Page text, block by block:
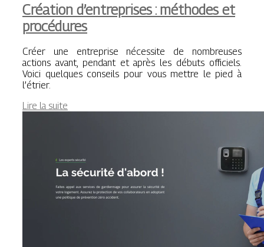
Création d’entreprises : méthodes et
procédures
Créer une entreprise nécessite de nombreuses
actions avant, pendant et après les débuts officiels.
Voici quelques conseils pour vous mettre le pied à
l’étrier.
Lire la suite